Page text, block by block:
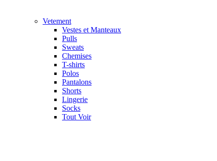
Vetement
Vestes et Manteaux
Pulls
Sweats
Chemises
T-shirts
Polos
Pantalons
Shorts
Lingerie
Socks
Tout Voir